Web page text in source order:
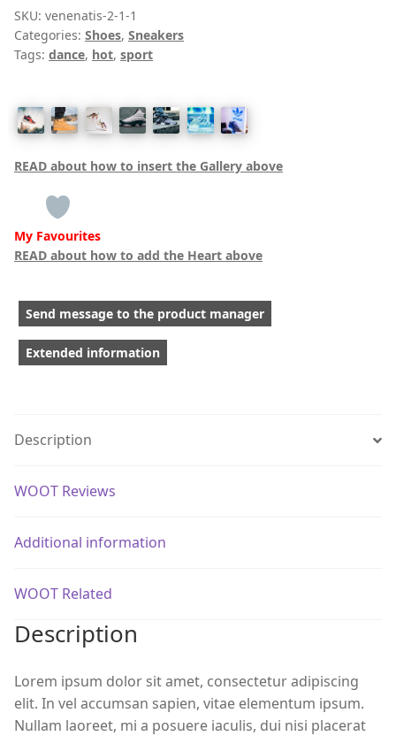
SC
Premiere
Sneakers
SKU: venenatis-2-1-1
Categories: Shoes, Sneakers
Tags: dance, hot, sport
READ about how to insert the Gallery above
My Favourites
READ about how to add the Heart above
Send message to the product manager
Extended information
Description
WOOT Reviews
Additional information
WOOT Related
Description
Lorem ipsum dolor sit amet, consectetur adipiscing
elit. In vel accumsan sapien, vitae elementum ipsum.
Nullam laoreet, mi a posuere iaculis, dui nisi placerat